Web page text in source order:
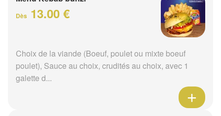
Dès 13.00 €
Choix de la viande (Boeuf, poulet ou mixte boeuf
poulet), Sauce au choix, crudités au choix, avec 1
galette d...